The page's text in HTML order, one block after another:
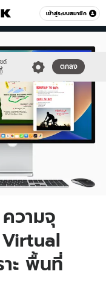
เข้าสู่ระบบสมาชิก
หมวดอื่นๆ
ซต์
ตกลง
วามจุ
Virtual
ะ พื้นที่